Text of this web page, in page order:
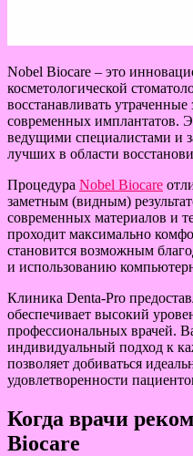
Nobel Biocare – это
косметологической
восстанавливать
современных имплантатов.
ведущими специалистами и
лучших в области
Процедура Nobel Biocare
заметным (видным)
современных материалов и
проходит максимально
становится возможным
и использованию
Клиника Denta-Pro
обеспечивает высокий
профессиональных врачей.
индивидуальный подход к
позволяет добиваться
удовлетворенности
Когда врачи
Biocare